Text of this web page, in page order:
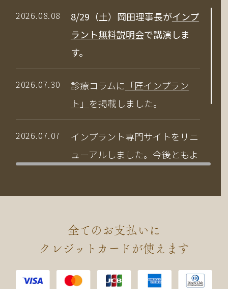
2026.08.08 8/29（土）岡田理事長がインプ
ラント無料説明会で講演しま
す。
2026.07.30 診療コラムに 「匠インプラン
ト」 を掲載しました。
2026.07.07
インプラント専門サイトをリニ
ューアルしました。今後ともよ
法人 日本口腔インプラント学
会 認定 口腔インプラント専門
全てのお支払いに
クレジットカードが使えます